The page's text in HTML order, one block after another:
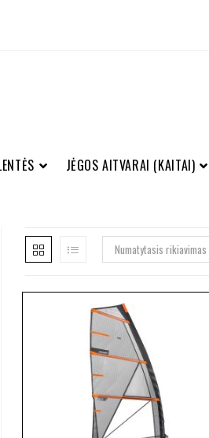
JĖGOS AITVARAI (KAITAI)
Numatytasis rikiavimas